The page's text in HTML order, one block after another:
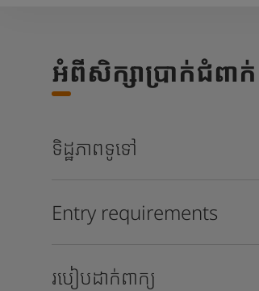
អំពីសិក្សាប្រាក់ជំពាក់
ទិដ្ឋភាពទូទៅ
Entry requirements
របៀបដាក់ពាក្យ